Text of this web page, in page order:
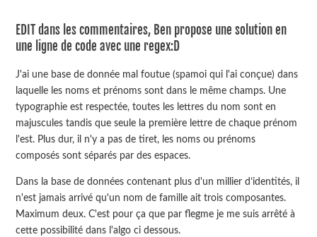
EDIT dans les commentaires, Ben propose une solution en
une ligne de code avec une regex:D
J'ai une base de donnée mal foutue (spamoi qui l'ai conçue) dans
laquelle les noms et prénoms sont dans le même champs. Une
typographie est respectée, toutes les lettres du nom sont en
majuscules tandis que seule la première lettre de chaque prénom
l'est. Plus dur, il n'y a pas de tiret, les noms ou prénoms
composés sont séparés par des espaces.
Dans la base de données contenant plus d'un millier d’identités, il
n'est jamais arrivé qu'un nom de famille ait trois composantes.
Maximum deux. C'est pour ça que par flegme je me suis arrêté à
cette possibilité dans l'algo ci dessous.